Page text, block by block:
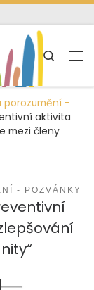
Search
porozumění -
aktivita
mezi členy
- POZVÁNKY